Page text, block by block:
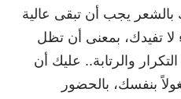
يجب أن تبقى عالية
لا تفيدك، بمعنى أن تظل
والرتابة.. عليك أن
بنفسك، بالحضور